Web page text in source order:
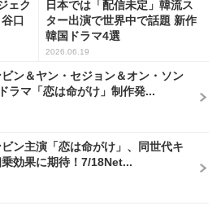
ェク
口
日本では「配信未定」韓流ス
ター出演で世界中で話題 新作
韓国ドラマ4選
2026.06.19
ン＆ヤン・セジョン＆オン・ソン
ラマ「恋は命がけ」制作発...
ン主演「恋は命がけ」、同世代キ
効果に期待！7/18Net...